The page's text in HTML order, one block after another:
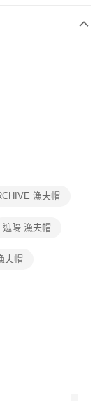
「AFTEE先享後付」
，可透過四大超商／
成。
示為準，若有關於
「AFTEE先享後付
support/home
後付」服務完成之交
同意方可使用
戶狀況，依本公司即
漁夫帽
遮陽 漁夫帽
夫帽